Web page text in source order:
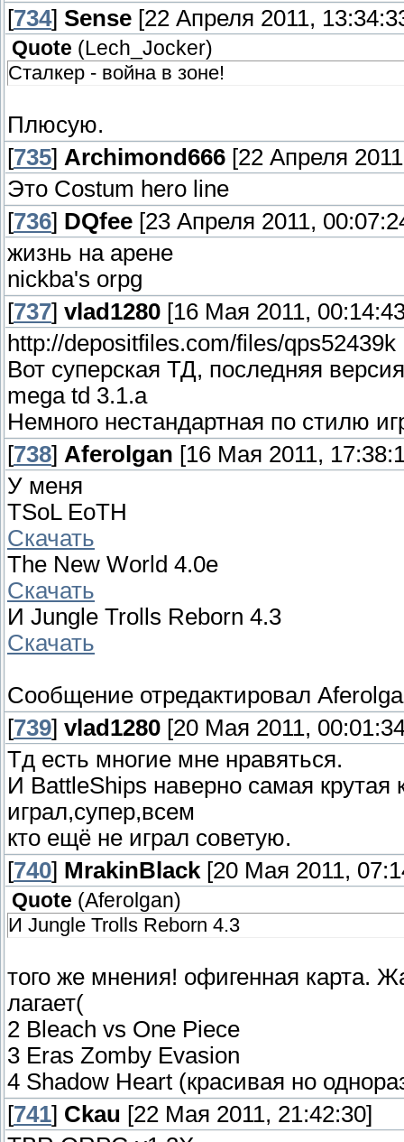
[734] Sense [22 Апреля 2011,
Quote ( Lech_Jocker)
Сталкер - война в зоне!
Плюсую.
[735] Archimond666 [22 Апреля
Это Costum hero line
[736] DQfee [23 Апреля 2011,
жизнь на арене
nickba's orpg
[737] vlad1280 [16 Мая 2011,
http://depositfiles.com/files/qps52439k
Вот суперская ТД, последняя
mega td 3.1.а
Немного нестандартная по стилю
[738] Aferolgan [16 Мая 2011,
У меня
TSoL EoTH
Скачать
The New World 4.0е
Скачать
И Jungle Trolls Reborn 4.3
Скачать
Сообщение отредактировал
[739] vlad1280 [20 Мая 2011,
Тд есть многие мне нравяться.
И BattleShips наверно самая крутая
играл,супер,всем
кто ещё не играл советую.
[740] MrakinBlack [20 Мая 2011,
Quote (Aferolgan)
И Jungle Trolls Reborn 4.3
того же мнения! офигенная карта.
лагает(
2 Bleach vs One Piece
3 Eras Zomby Evasion
4 Shadow Heart (красивая но
[741] Ckau [22 Мая 2011, 21:42:30]